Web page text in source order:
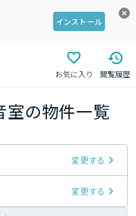
インストール
お気に入り 閲覧履歴
室の物件一覧
変更する
変更する